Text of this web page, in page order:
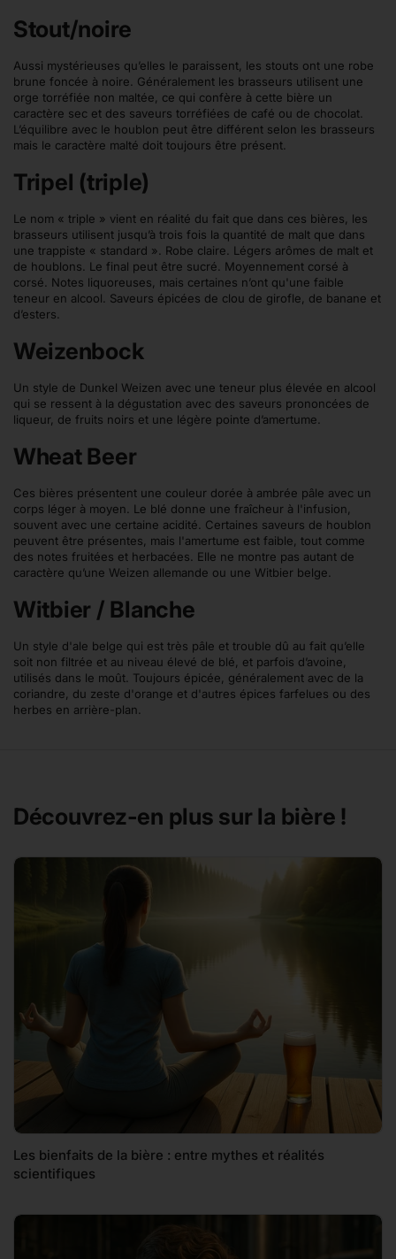
Stout/noire
Aussi mystérieuses qu’elles le paraissent, les stouts ont une robe
brune foncée à noire. Généralement les brasseurs utilisent une
orge torréfiée non maltée, ce qui confère à cette bière un
caractère sec et des saveurs torréfiées de café ou de chocolat.
L’équilibre avec le houblon peut être différent selon les brasseurs
mais le caractère malté doit toujours être présent.
Tripel (triple)
Le nom « triple » vient en réalité du fait que dans ces bières, les
brasseurs utilisent jusqu’à trois fois la quantité de malt que dans
une trappiste « standard ». Robe claire. Légers arômes de malt et
de houblons. Le final peut être sucré. Moyennement corsé à
corsé. Notes liquoreuses, mais certaines n’ont qu'une faible
teneur en alcool. Saveurs épicées de clou de girofle, de banane et
d’esters.
Weizenbock
Un style de Dunkel Weizen avec une teneur plus élevée en alcool
qui se ressent à la dégustation avec des saveurs prononcées de
liqueur, de fruits noirs et une légère pointe d’amertume.
Wheat Beer
Ces bières présentent une couleur dorée à ambrée pâle avec un
corps léger à moyen. Le blé donne une fraîcheur à l'infusion,
souvent avec une certaine acidité. Certaines saveurs de houblon
peuvent être présentes, mais l'amertume est faible, tout comme
des notes fruitées et herbacées. Elle ne montre pas autant de
caractère qu’une Weizen allemande ou une Witbier belge.
Witbier / Blanche
Un style d'ale belge qui est très pâle et trouble dû au fait qu’elle
soit non filtrée et au niveau élevé de blé, et parfois d’avoine,
utilisés dans le moût. Toujours épicée, généralement avec de la
coriandre, du zeste d'orange et d'autres épices farfelues ou des
herbes en arrière-plan.
Découvrez-en plus sur la bière !
Les bienfaits de la bière : entre mythes et réalités
scientifiques